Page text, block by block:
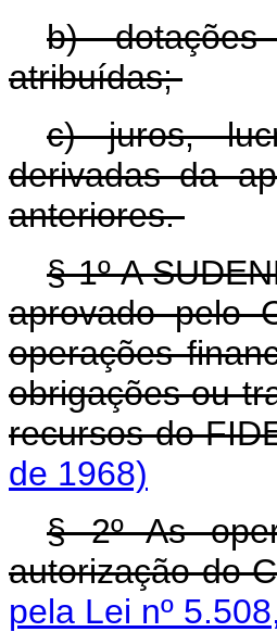
b)
atribuídas;
c) juros,
derivadas da
anteriores.
§ 1º A
aprovado pelo
operações
obrigações ou
recursos do
de 1968)
§ 2º As
autorização do
pela Lei nº